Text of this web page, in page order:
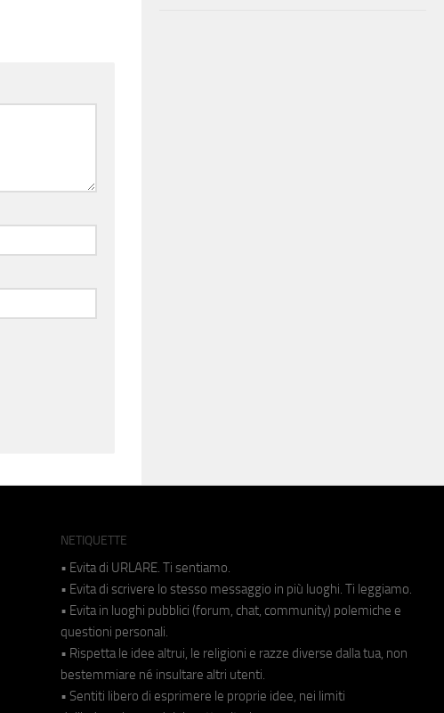
NETIQUETTE
• Evita di URLARE. Ti sentiamo.
• Evita di scrivere lo stesso messaggio in più luoghi. Ti leggiamo.
• Evita in luoghi pubblici (forum, chat, community) polemiche e
questioni personali.
• Rispetta le idee altrui, le religioni e razze diverse dalla tua, non
bestemmiare né insultare altri utenti.
• Sentiti libero di esprimere le proprie idee, nei limiti